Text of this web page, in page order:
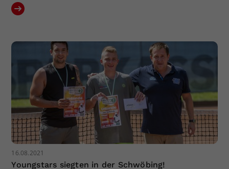
16.08.2021
Youngstars siegten in der Schwöbing!